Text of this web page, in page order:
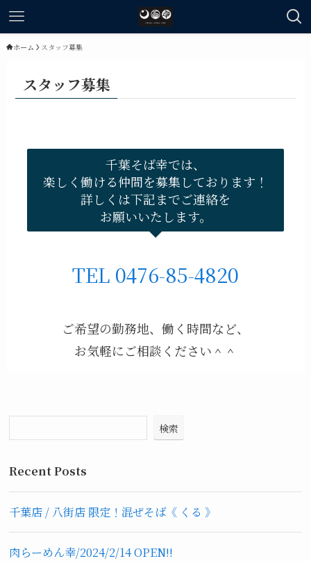
ホーム スタッフ募集
スタッフ募集
千葉そば幸では、
楽しく働ける仲間を募集しております！
詳しくは下記までご連絡を
お願いいたします。
TEL 0476-85-4820
ご希望の勤務地、働く時間など、
お気軽にご相談ください＾＾
検索
Recent Posts
千葉店 / 八街店 限定！混ぜそば《 くる 》
肉らーめん幸/2024/2/14 OPEN!!